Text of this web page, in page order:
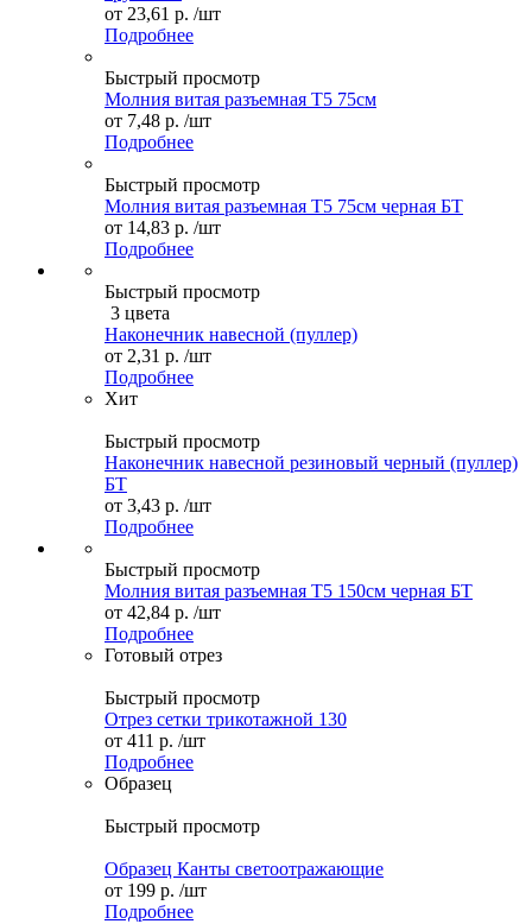
от 23,61 р. /шт
Подробнее
Быстрый просмотр
Молния витая разъемная Т5 75см
от 7,48 р. /шт
Подробнее
Быстрый просмотр
Молния витая разъемная Т5 75см черная БТ
от 14,83 р. /шт
Подробнее
Быстрый просмотр
3 цвета
Наконечник навесной (пуллер)
от 2,31 р. /шт
Подробнее
Хит
Быстрый просмотр
Наконечник навесной резиновый черный (пуллер)
БТ
от 3,43 р. /шт
Подробнее
Быстрый просмотр
Молния витая разъемная Т5 150см черная БТ
от 42,84 р. /шт
Подробнее
Готовый отрез
Быстрый просмотр
Отрез сетки трикотажной 130
от 411 р. /шт
Подробнее
Образец
Быстрый просмотр
Образец Канты светоотражающие
от 199 р. /шт
Подробнее